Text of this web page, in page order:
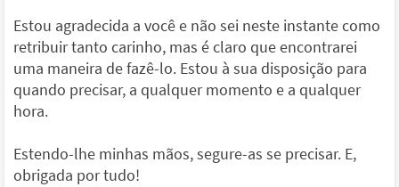
Estou agradecida a você e não sei neste instante como
retribuir tanto carinho, mas é claro que encontrarei
uma maneira de fazê-lo. Estou à sua disposição para
quando precisar, a qualquer momento e a qualquer
hora.
Estendo-lhe minhas mãos, segure-as se precisar. E,
obrigada por tudo!